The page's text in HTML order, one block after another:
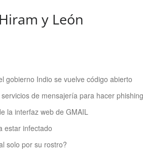
y León
gobierno Indio se vuelve código abierto
de mensajería para hacer phishing
la interfaz web de GMAIL
estar infectado
solo por su rostro?